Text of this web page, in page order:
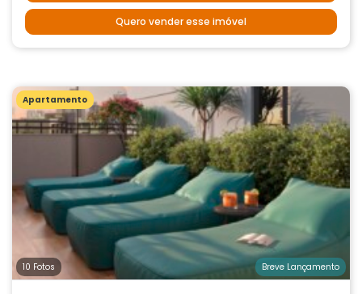
Quero vender esse imóvel
Apartamento
10 Fotos Breve Lançamento